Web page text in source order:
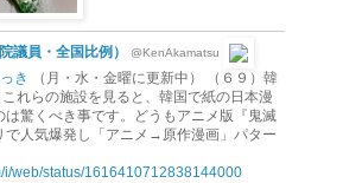
議員・全国比例） @KenAkamatsu
き
（月・水・金曜に更新中） （６９）韓
れらの施設を見ると、韓国で紙の日本漫
は驚くべき事です。どうもアニメ版『鬼滅
で人気爆発し「アニメ→原作漫画」パター
i/web/status/1616410712838144000